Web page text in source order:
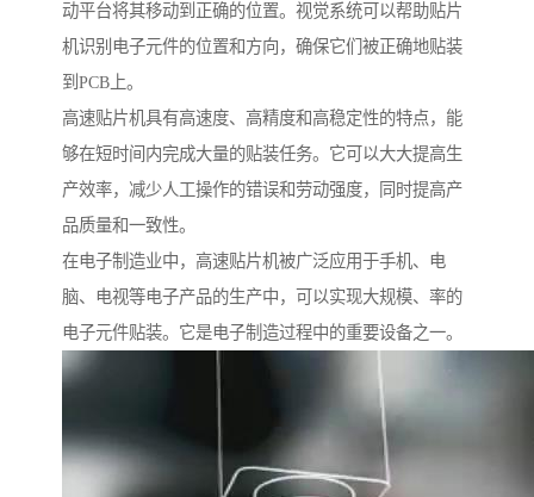
动平台将其移动到正确的位置。视觉系统可以帮助贴片
机识别电子元件的位置和方向，确保它们被正确地贴装
到PCB上。
高速贴片机具有高速度、高精度和高稳定性的特点，能
够在短时间内完成大量的贴装任务。它可以大大提高生
产效率，减少人工操作的错误和劳动强度，同时提高产
品质量和一致性。
在电子制造业中，高速贴片机被广泛应用于手机、电
脑、电视等电子产品的生产中，可以实现大规模、率的
电子元件贴装。它是电子制造过程中的重要设备之一。